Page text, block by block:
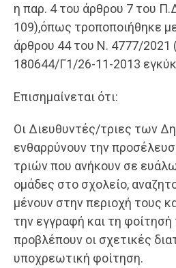
η παρ. 4 του άρθρου 7 του
109),όπως τροποποιήθηκε
άρθρου 44 του Ν. 4777/2021
180644/Γ1/26-11-2013
Επισημαίνεται ότι:
Οι Διευθυντές/τριες των
ενθαρρύνουν την
τριών που ανήκουν σε
ομάδες στο σχολείο,
μένουν στην περιοχή τους
την εγγραφή και τη
προβλέπουν οι σχετικές
υποχρεωτική φοίτηση.